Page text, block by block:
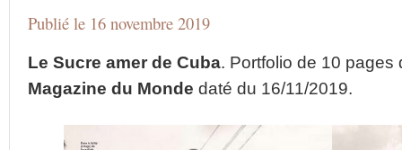
Publié le 16 novembre 2019
Le Sucre amer de Cuba. Portfolio de 10
Magazine du Monde daté du 16/11/2019.